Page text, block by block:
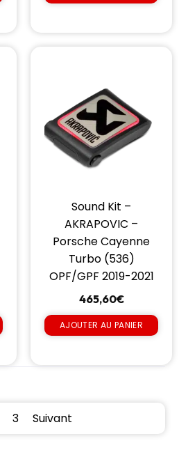
Sound Kit –
AKRAPOVIC –
Porsche Cayenne
Turbo (536)
OPF/GPF 2019-2021
465,60€
AJOUTER AU PANIER
3 Suivant